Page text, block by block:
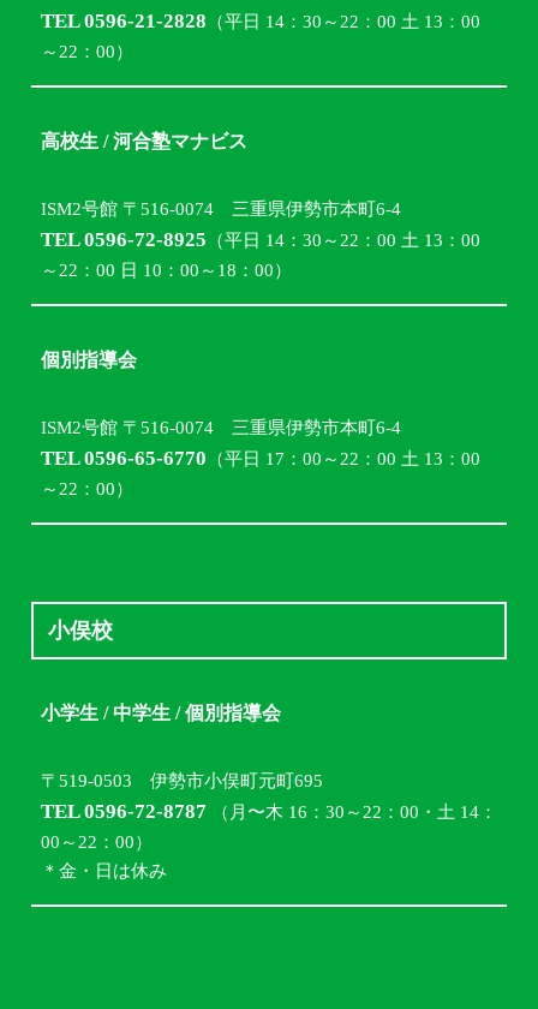
TEL 0596-21-2828 （平日 14：30～22：00 土 13：00
～22：00）
高校生 / 河合塾マナビス
ISM2号館 〒516-0074 三重県伊勢市本町6-4
TEL 0596-72-8925 （平日 14：30～22：00 土 13：00
～22：00 日 10：00～18：00）
個別指導会
ISM2号館 〒516-0074 三重県伊勢市本町6-4
TEL 0596-65-6770 （平日 17：00～22：00 土 13：00
～22：00）
小俣校
小学生 / 中学生 / 個別指導会
〒519-0503 伊勢市小俣町元町695
TEL 0596-72-8787 （月〜木 16：30～22：00・土 14：
00～22：00）
＊金・日は休み